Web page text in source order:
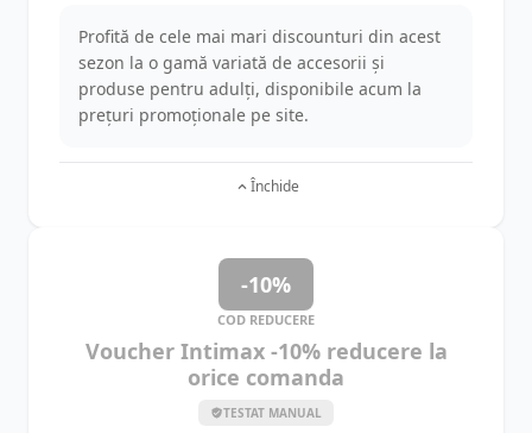
Profită de cele mai mari discounturi din acest
sezon la o gamă variată de accesorii și
produse pentru adulți, disponibile acum la
prețuri promoționale pe site.
Închide
-10%
COD REDUCERE
Voucher Intimax -10% reducere la
orice comanda
TESTAT MANUAL